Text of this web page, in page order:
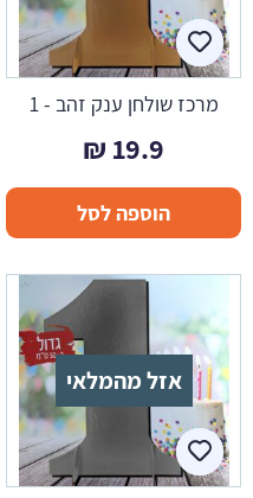
מרכז שולחן ענק זהב - 1
19.9
₪
הוספה לסל
אזל מהמלאי